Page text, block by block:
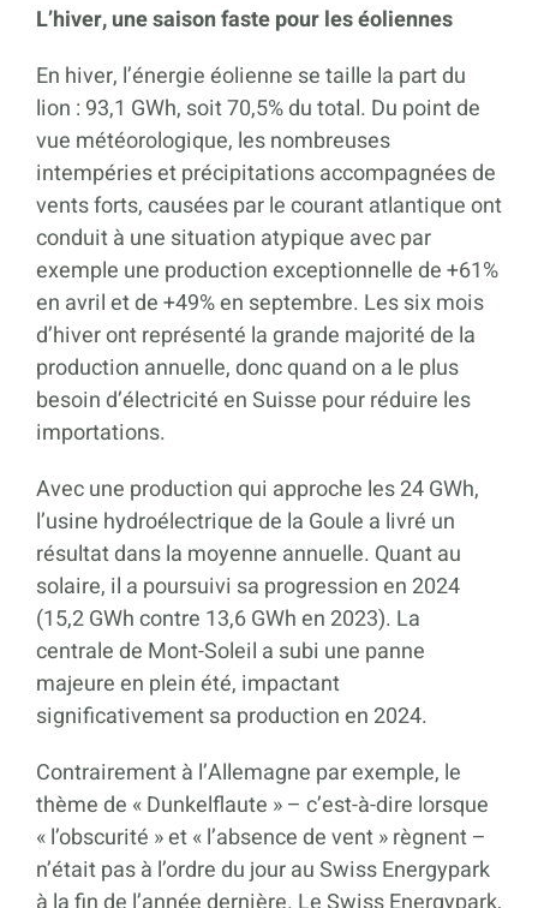
L’hiver, une saison faste pour les éoliennes
En hiver, l’énergie éolienne se taille la part du
lion : 93,1 GWh, soit 70,5% du total. Du point de
vue météorologique, les nombreuses
intempéries et précipitations accompagnées de
vents forts, causées par le courant atlantique ont
conduit à une situation atypique avec par
exemple une production exceptionnelle de +61%
en avril et de +49% en septembre. Les six mois
d’hiver ont représenté la grande majorité de la
production annuelle, donc quand on a le plus
besoin d’électricité en Suisse pour réduire les
importations.
Avec une production qui approche les 24 GWh,
l’usine hydroélectrique de la Goule a livré un
résultat dans la moyenne annuelle. Quant au
solaire, il a poursuivi sa progression en 2024
(15,2 GWh contre 13,6 GWh en 2023). La
centrale de Mont-Soleil a subi une panne
majeure en plein été, impactant
significativement sa production en 2024.
Contrairement à l’Allemagne par exemple, le
thème de « Dunkelflaute » – c’est-à-dire lorsque
« l’obscurité » et « l’absence de vent » règnent –
n’était pas à l’ordre du jour au Swiss Energypark